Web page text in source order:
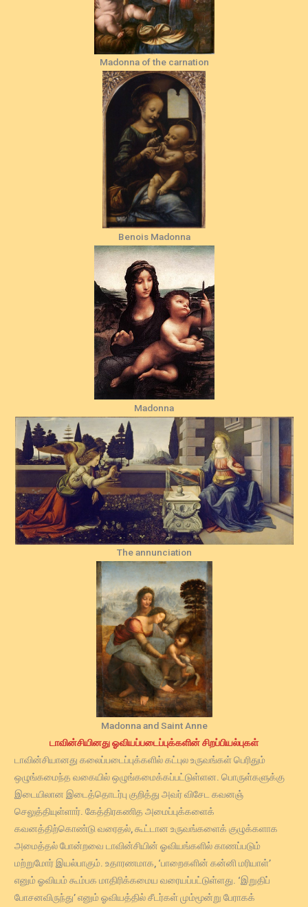
Madonna of the carnation
Benois Madonna
Madonna
The annunciation
Madonna and Saint Anne
டாவின்சியினது ஓவியப்படைப்புக்களின் சிறப்பியல்புகள்
டாவின்சியானது கலைப்படைப்புக்களில் கட்புல உருவங்கள் பெரிதும்
ஒழுங்கமைந்த வகையில் ஒழுங்கமைக்கப்பட்டுள்ளன. பொருள்களுக்கு
இடையிலான இடைத்தொடர்பு குறித்து அவர் விசேட கவனஞ்
செலுத்தியுள்ளார். கேத்திரகணித அமைப்புக்களைக்
கவனத்திற்கொண்டு வரைதல், கூட்டான உருவங்களைக் குழுக்களாக
அமைத்தல் போன்றவை டாவின்சியின் ஓவியங்களில் காணப்படும்
மற்றுமோர் இயல்பாகும். உதாரணமாக, ‘பாறைகளின் கன்னி மரியாள்’
எனும் ஓவியம் கூம்பக மாதிரிக்கமைய வரையப்பட்டுள்ளது. ‘இறுதிப்
போசனவிருந்து’ எனும் ஓவியத்தில் சீடர்கள் மும்மூன்று பேராகக்